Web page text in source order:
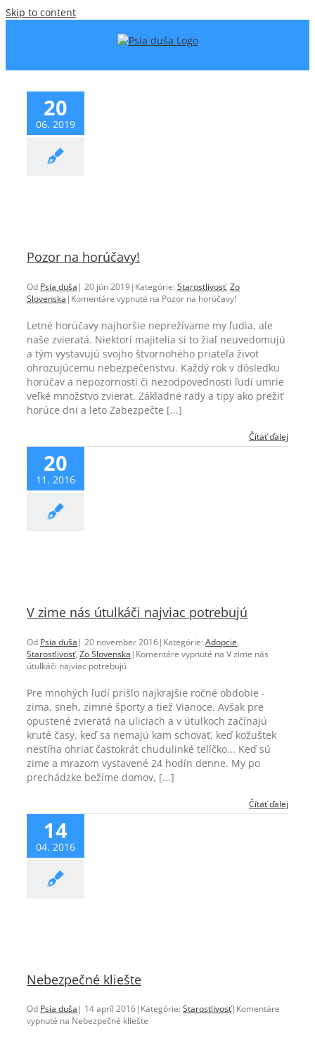
Skip to content
20
06. 2019
Starostlivosť
Pozor na horúčavy!
Od Psia duša | 20 jún 2019| Kategórie: Starostlivosť, Zo
Slovenska | Komentáre vypnuté na Pozor na horúčavy!
Letné horúčavy najhoršie neprežívame my ľudia, ale
naše zvieratá. Niektorí majitelia si to žiaľ neuvedomujú
a tým vystavujú svojho štvornohého priateľa život
ohrozujúcemu nebezpečenstvu. Každý rok v dôsledku
horúčav a nepozornosti či nezodpovednosti ľudí umrie
veľké množstvo zvierat. Základné rady a tipy ako prežiť
horúce dni a leto Zabezpečte [...]
Čítať ďalej
20
11. 2016
Starostlivosť
V zime nás útulkáči najviac potrebujú
Od Psia duša | 20 november 2016| Kategórie: Adopcie,
Starostlivosť, Zo Slovenska | Komentáre vypnuté na V zime nás
útulkáči najviac potrebujú
Pre mnohých ľudí prišlo najkrajšie ročné obdobie -
zima, sneh, zimné športy a tiež Vianoce. Avšak pre
opustené zvieratá na uliciach a v útulkoch začínajú
kruté časy, keď sa nemajú kam schovať, keď kožuštek
nestíha ohriať častokrát chudulinké telíčko... Keď sú
zime a mrazom vystavené 24 hodín denne. My po
prechádzke bežíme domov, [...]
Čítať ďalej
14
04. 2016
Nebezpečné kliešte
Od Psia duša | 14 apríl 2016| Kategórie: Starostlivosť| Komentáre
vypnuté na Nebezpečné kliešte